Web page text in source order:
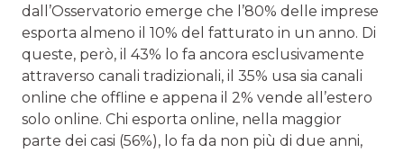
dall’Osservatorio emerge che l’80% delle imprese
esporta almeno il 10% del fatturato in un anno. Di
queste, però, il 43% lo fa ancora esclusivamente
attraverso canali tradizionali, il 35% usa sia canali
online che offline e appena il 2% vende all’estero
solo online. Chi esporta online, nella maggior
parte dei casi (56%), lo fa da non più di due anni,